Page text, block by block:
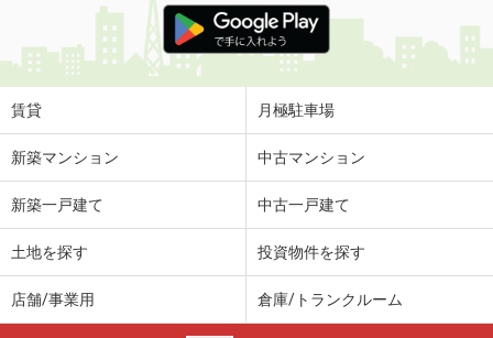
賃貸 月極駐車場
新築マンション 中古マンション
新築一戸建て 中古一戸建て
土地を探す 投資物件を探す
店舗/事業用 倉庫/トランクルーム